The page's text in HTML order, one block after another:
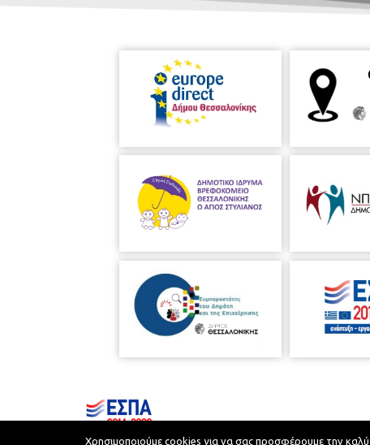
Χρησιμοποιούμε cookies για να σας προσφέρουμε την